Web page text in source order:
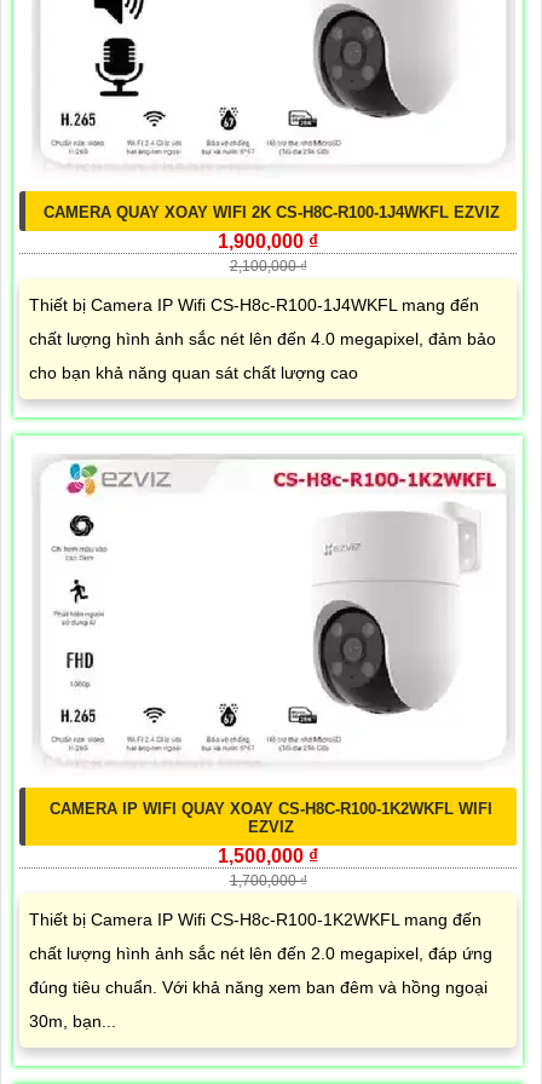
CAMERA QUAY XOAY WIFI 2K CS-H8C-R100-1J4WKFL EZVIZ
1,900,000 ₫
2,100,000 ₫
Thiết bị Camera IP Wifi CS-H8c-R100-1J4WKFL mang đến
chất lượng hình ảnh sắc nét lên đến 4.0 megapixel, đảm bảo
cho bạn khả năng quan sát chất lượng cao
CAMERA IP WIFI QUAY XOAY CS-H8C-R100-1K2WKFL WIFI
EZVIZ
1,500,000 ₫
1,700,000 ₫
Thiết bị Camera IP Wifi CS-H8c-R100-1K2WKFL mang đến
chất lượng hình ảnh sắc nét lên đến 2.0 megapixel, đáp ứng
đúng tiêu chuẩn. Với khả năng xem ban đêm và hồng ngoại
30m, bạn...